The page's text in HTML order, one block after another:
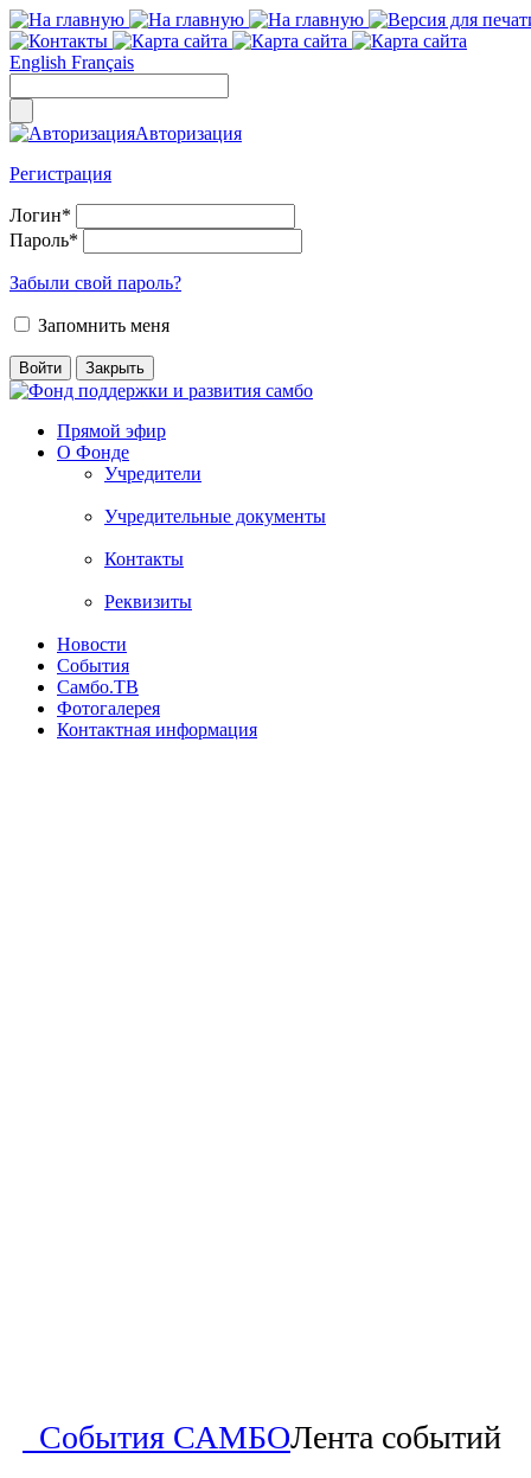
English Français
Авторизация
Регистрация
Логин*
Пароль*
Забыли свой пароль?
Запомнить меня
Прямой эфир
О Фонде
Учредители
Учредительные документы
Контакты
Реквизиты
Новости
События
Самбо.ТВ
Фотогалерея
Контактная информация
События САМБОЛента событий